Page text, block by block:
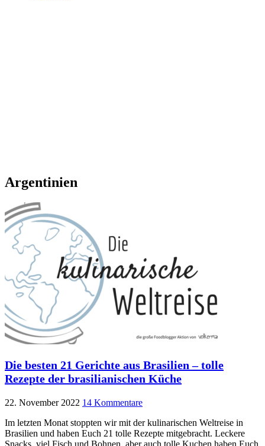
Argentinien
Die besten 21 Gerichte aus Brasilien – tolle
Rezepte der brasilianischen Küche
22. November 2022 14 Kommentare
Im letzten Monat stoppten wir mit der kulinarischen Weltreise in
Brasilien und haben Euch 21 tolle Rezepte mitgebracht. Leckere
Snacks, viel Fisch und Bohnen, aber auch tolle Kuchen haben Euch